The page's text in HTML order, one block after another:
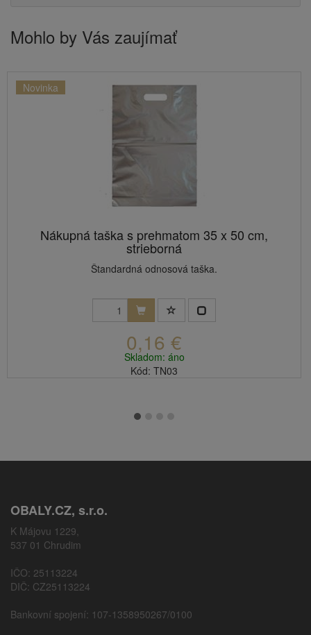
Mohlo by Vás zaujímať
Novinka
Nákupná taška s prehmatom 35 x 50 cm,
strieborná
Štandardná odnosová taška.
0,16 €
Skladom: áno
Kód: TN03
OBALY.CZ, s.r.o.
K Májovu 1229,
537 01 Chrudim
IČO: 25113224
DIČ: CZ25113224
Bankovní spojení: 107-1358950267/0100